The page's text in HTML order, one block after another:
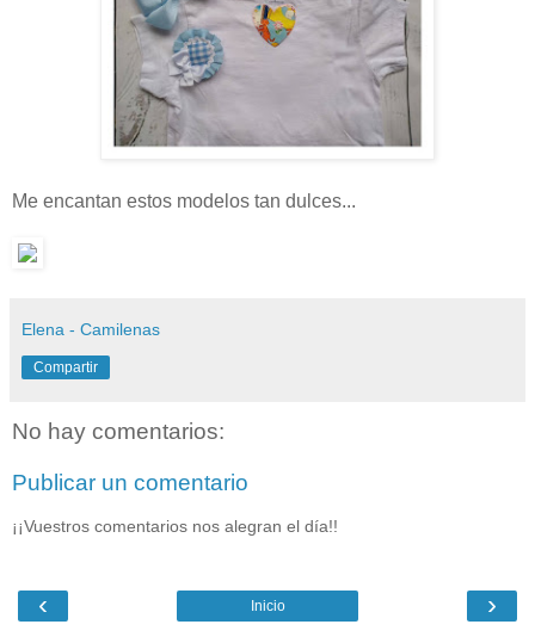
Me encantan estos modelos tan dulces...
Elena - Camilenas
Compartir
No hay comentarios:
Publicar un comentario
¡¡Vuestros comentarios nos alegran el día!!
‹ ›
Inicio